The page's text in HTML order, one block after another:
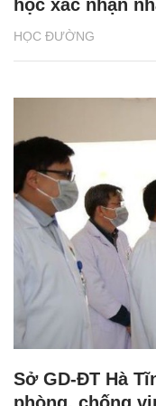
HỌC ĐƯỜNG
học xác nhận
Sở GD-ĐT Hà